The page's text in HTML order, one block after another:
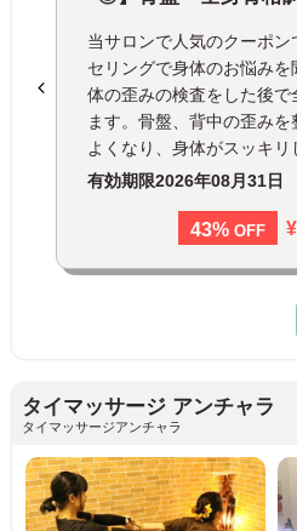
当サロンで人気のクーポ
セリングで身体のお悩み
体の歪みの検査をした後で
ます。骨盤、背中の歪み
よくなり、身体がスッキリ
有効期限2026年08月31日
43% OFF
タイマッサージ アンチャラ
タイマッサージアンチャラ